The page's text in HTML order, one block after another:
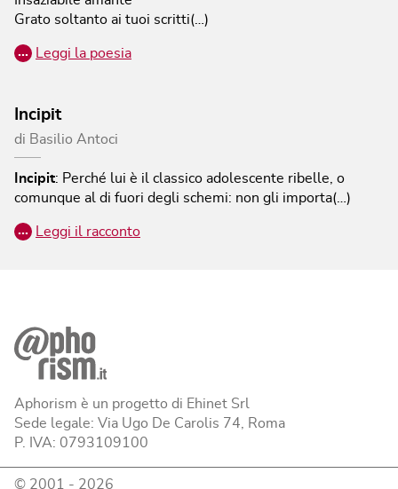
Grato soltanto ai tuoi scritti(…)
… Leggi la poesia
Incipit
di Basilio Antoci
Incipit: Perché lui è il classico adolescente ribelle, o
comunque al di fuori degli schemi: non gli importa(…)
… Leggi il racconto
Aphorism è un progetto di Ehinet Srl
Sede legale: Via Ugo De Carolis 74, Roma
P. IVA: 0793109100
© 2001 - 2026